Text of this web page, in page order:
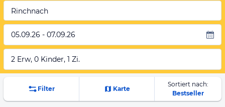
Rinchnach
05.09.26 - 07.09.26
2 Erw, 0 Kinder, 1 Zi.
Filter Karte
Sortiert nach:
Bestseller